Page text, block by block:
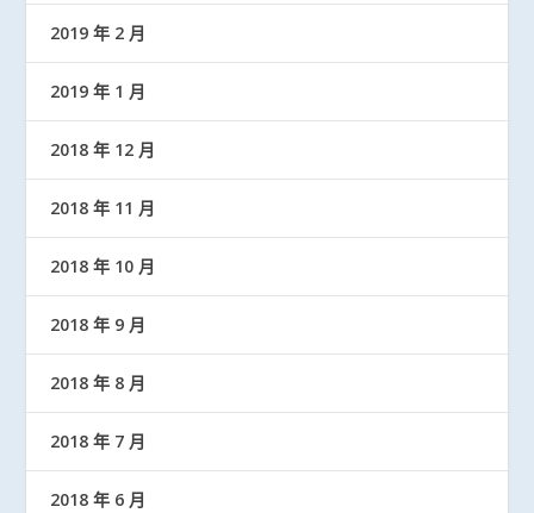
2019 年 2 月
2019 年 1 月
2018 年 12 月
2018 年 11 月
2018 年 10 月
2018 年 9 月
2018 年 8 月
2018 年 7 月
2018 年 6 月